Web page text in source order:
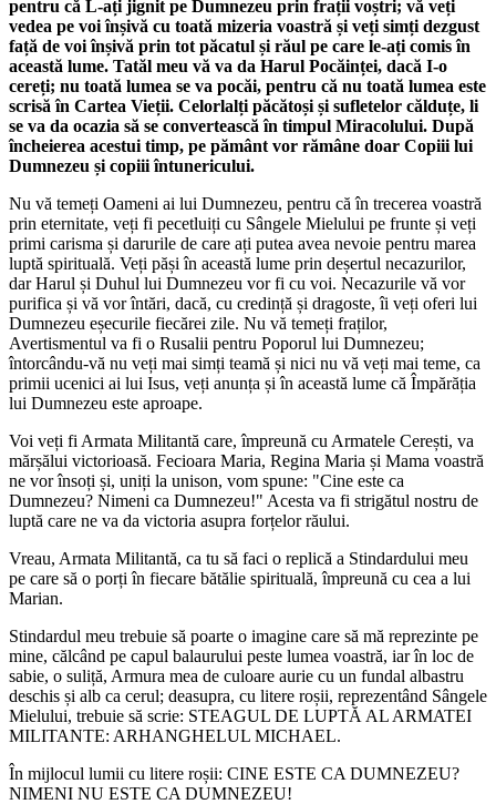
pentru că L-ați jignit pe Dumnezeu prin frații voștri; vă veți
vedea pe voi înșivă cu toată mizeria voastră și veți simți dezgust
față de voi înșivă prin tot păcatul și răul pe care le-ați comis în
această lume. Tatăl meu vă va da Harul Pocăinței, dacă I-o
cereți; nu toată lumea se va pocăi, pentru că nu toată lumea este
scrisă în Cartea Vieții. Celorlalți păcătoși și sufletelor călduțe, li
se va da ocazia să se convertească în timpul Miracolului. După
încheierea acestui timp, pe pământ vor rămâne doar Copiii lui
Dumnezeu și copiii întunericului.
Nu vă temeți Oameni ai lui Dumnezeu, pentru că în trecerea voastră
prin eternitate, veți fi pecetluiți cu Sângele Mielului pe frunte și veți
primi carisma și darurile de care ați putea avea nevoie pentru marea
luptă spirituală. Veți păși în această lume prin deșertul necazurilor,
dar Harul și Duhul lui Dumnezeu vor fi cu voi. Necazurile vă vor
purifica și vă vor întări, dacă, cu credință și dragoste, îi veți oferi lui
Dumnezeu eșecurile fiecărei zile. Nu vă temeți fraților,
Avertismentul va fi o Rusalii pentru Poporul lui Dumnezeu;
întorcându-vă nu veți mai simți teamă și nici nu vă veți mai teme, ca
primii ucenici ai lui Isus, veți anunța și în această lume că Împărăția
lui Dumnezeu este aproape.
Voi veți fi Armata Militantă care, împreună cu Armatele Cerești, va
mărșălui victorioasă. Fecioara Maria, Regina Maria și Mama voastră
ne vor însoți și, uniți la unison, vom spune: "Cine este ca
Dumnezeu? Nimeni ca Dumnezeu!" Acesta va fi strigătul nostru de
luptă care ne va da victoria asupra forțelor răului.
Vreau, Armata Militantă, ca tu să faci o replică a Stindardului meu
pe care să o porți în fiecare bătălie spirituală, împreună cu cea a lui
Marian.
Stindardul meu trebuie să poarte o imagine care să mă reprezinte pe
mine, călcând pe capul balaurului peste lumea voastră, iar în loc de
sabie, o suliță, Armura mea de culoare aurie cu un fundal albastru
deschis și alb ca cerul; deasupra, cu litere roșii, reprezentând Sângele
Mielului, trebuie să scrie: STEAGUL DE LUPTĂ AL ARMATEI
MILITANTE: ARHANGHELUL MICHAEL.
În mijlocul lumii cu litere roșii: CINE ESTE CA DUMNEZEU?
NIMENI NU ESTE CA DUMNEZEU!